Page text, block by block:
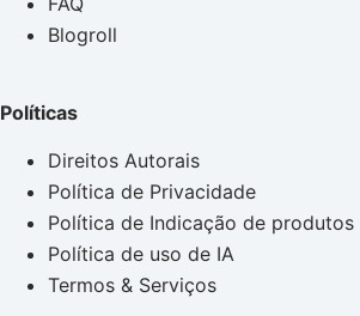
Blogroll
Políticas
Direitos Autorais
Política de Privacidade
Política de Indicação de produtos
Política de uso de IA
Termos & Serviços